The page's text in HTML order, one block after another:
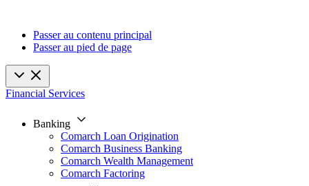
Passer au contenu principal
Passer au pied de page
Financial Services
Banking
Comarch Loan Origination
Comarch Business Banking
Comarch Wealth Management
Comarch Factoring